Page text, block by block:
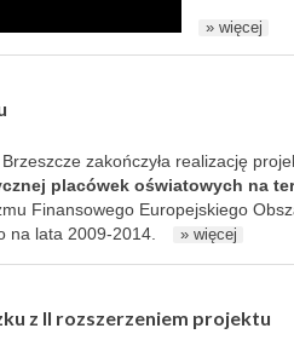
» więcej
zakończyła realizację
placówek oświatowych na
Finansowego Europejskiego
na lata 2009-2014.
» więcej
z II rozszerzeniem projektu